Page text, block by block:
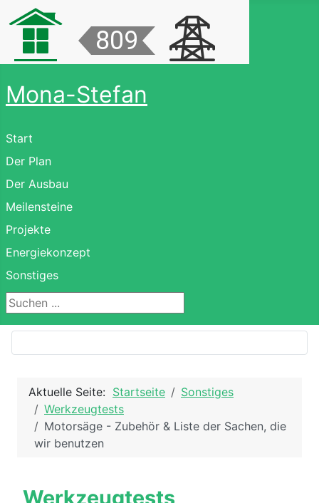
Mona-Stefan
Start
Der Plan
Der Ausbau
Meilensteine
Projekte
Energiekonzept
Sonstiges
Suchen ...
Aktuelle Seite: Startseite
Sonstiges
Werkzeugtests
Motorsäge - Zubehör & Liste der Sachen, die
wir benutzen
Werkzeugtests